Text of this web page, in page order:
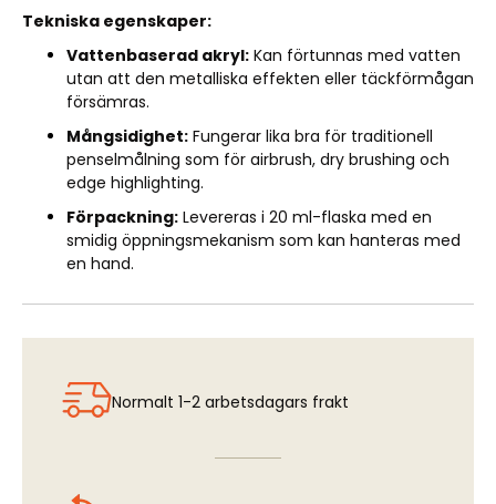
Tekniska egenskaper:
Vattenbaserad akryl: Kan förtunnas med vatten
utan att den metalliska effekten eller täckförmågan
försämras.
Mångsidighet: Fungerar lika bra för traditionell
penselmålning som för airbrush, dry brushing och
edge highlighting.
Förpackning: Levereras i 20 ml-flaska med en
smidig öppningsmekanism som kan hanteras med
en hand.
Normalt 1-2 arbetsdagars frakt